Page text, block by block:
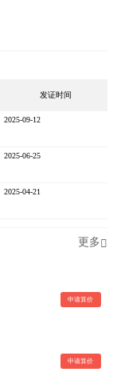
发证时间
2025-09-12
2025-06-25
2025-04-21
更多
申请算价
申请算价